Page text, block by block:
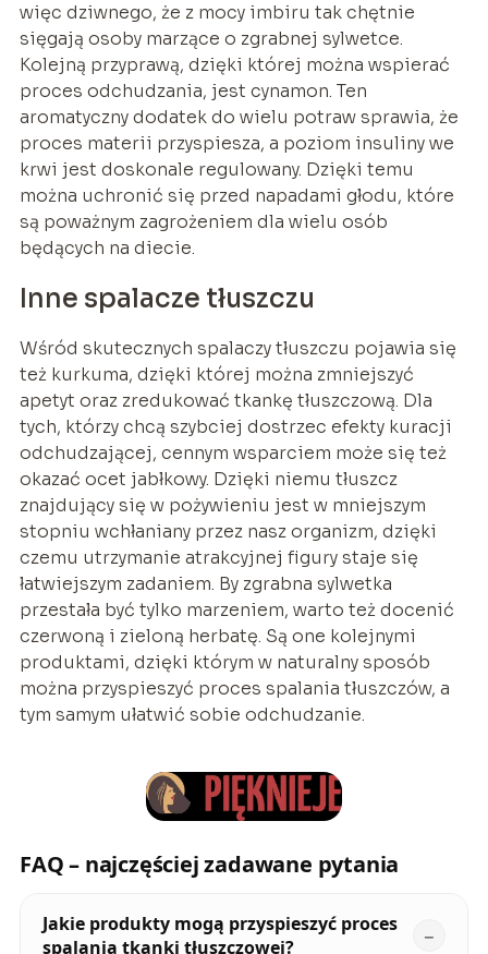
więc dziwnego, że z mocy imbiru tak chętnie
sięgają osoby marzące o zgrabnej sylwetce.
Kolejną przyprawą, dzięki której można wspierać
proces odchudzania, jest cynamon. Ten
aromatyczny dodatek do wielu potraw sprawia, że
proces materii przyspiesza, a poziom insuliny we
krwi jest doskonale regulowany. Dzięki temu
można uchronić się przed napadami głodu, które
są poważnym zagrożeniem dla wielu osób
będących na diecie.
Inne spalacze tłuszczu
Wśród skutecznych spalaczy tłuszczu pojawia się
też kurkuma, dzięki której można zmniejszyć
apetyt oraz zredukować tkankę tłuszczową. Dla
tych, którzy chcą szybciej dostrzec efekty kuracji
odchudzającej, cennym wsparciem może się też
okazać ocet jabłkowy. Dzięki niemu tłuszcz
znajdujący się w pożywieniu jest w mniejszym
stopniu wchłaniany przez nasz organizm, dzięki
czemu utrzymanie atrakcyjnej figury staje się
łatwiejszym zadaniem. By zgrabna sylwetka
przestała być tylko marzeniem, warto też docenić
czerwoną i zieloną herbatę. Są one kolejnymi
produktami, dzięki którym w naturalny sposób
można przyspieszyć proces spalania tłuszczów, a
tym samym ułatwić sobie odchudzanie.
FAQ – najczęściej zadawane pytania
Jakie produkty mogą przyspieszyć proces
spalania tkanki tłuszczowej?